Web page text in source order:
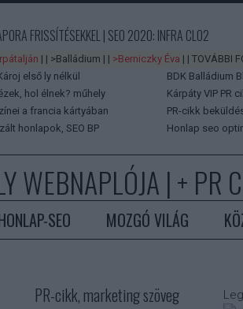
FRISSÍTÉSEKKEL | SEO 2020: INFRA CLO2
| | >Balládium | | >Berniczky Éva | | TOVÁBBI
első ly nélkül
BDK Balládium
hol élnek? műhely
Kárpáty VIP PR
a francia kártyában
PR-cikk
honlapok, SEO BP Honlap seo
WEBNAPLÓJA | + PR
SEO MOZGÓ VILÁG
PR-cikk, marketing szöveg